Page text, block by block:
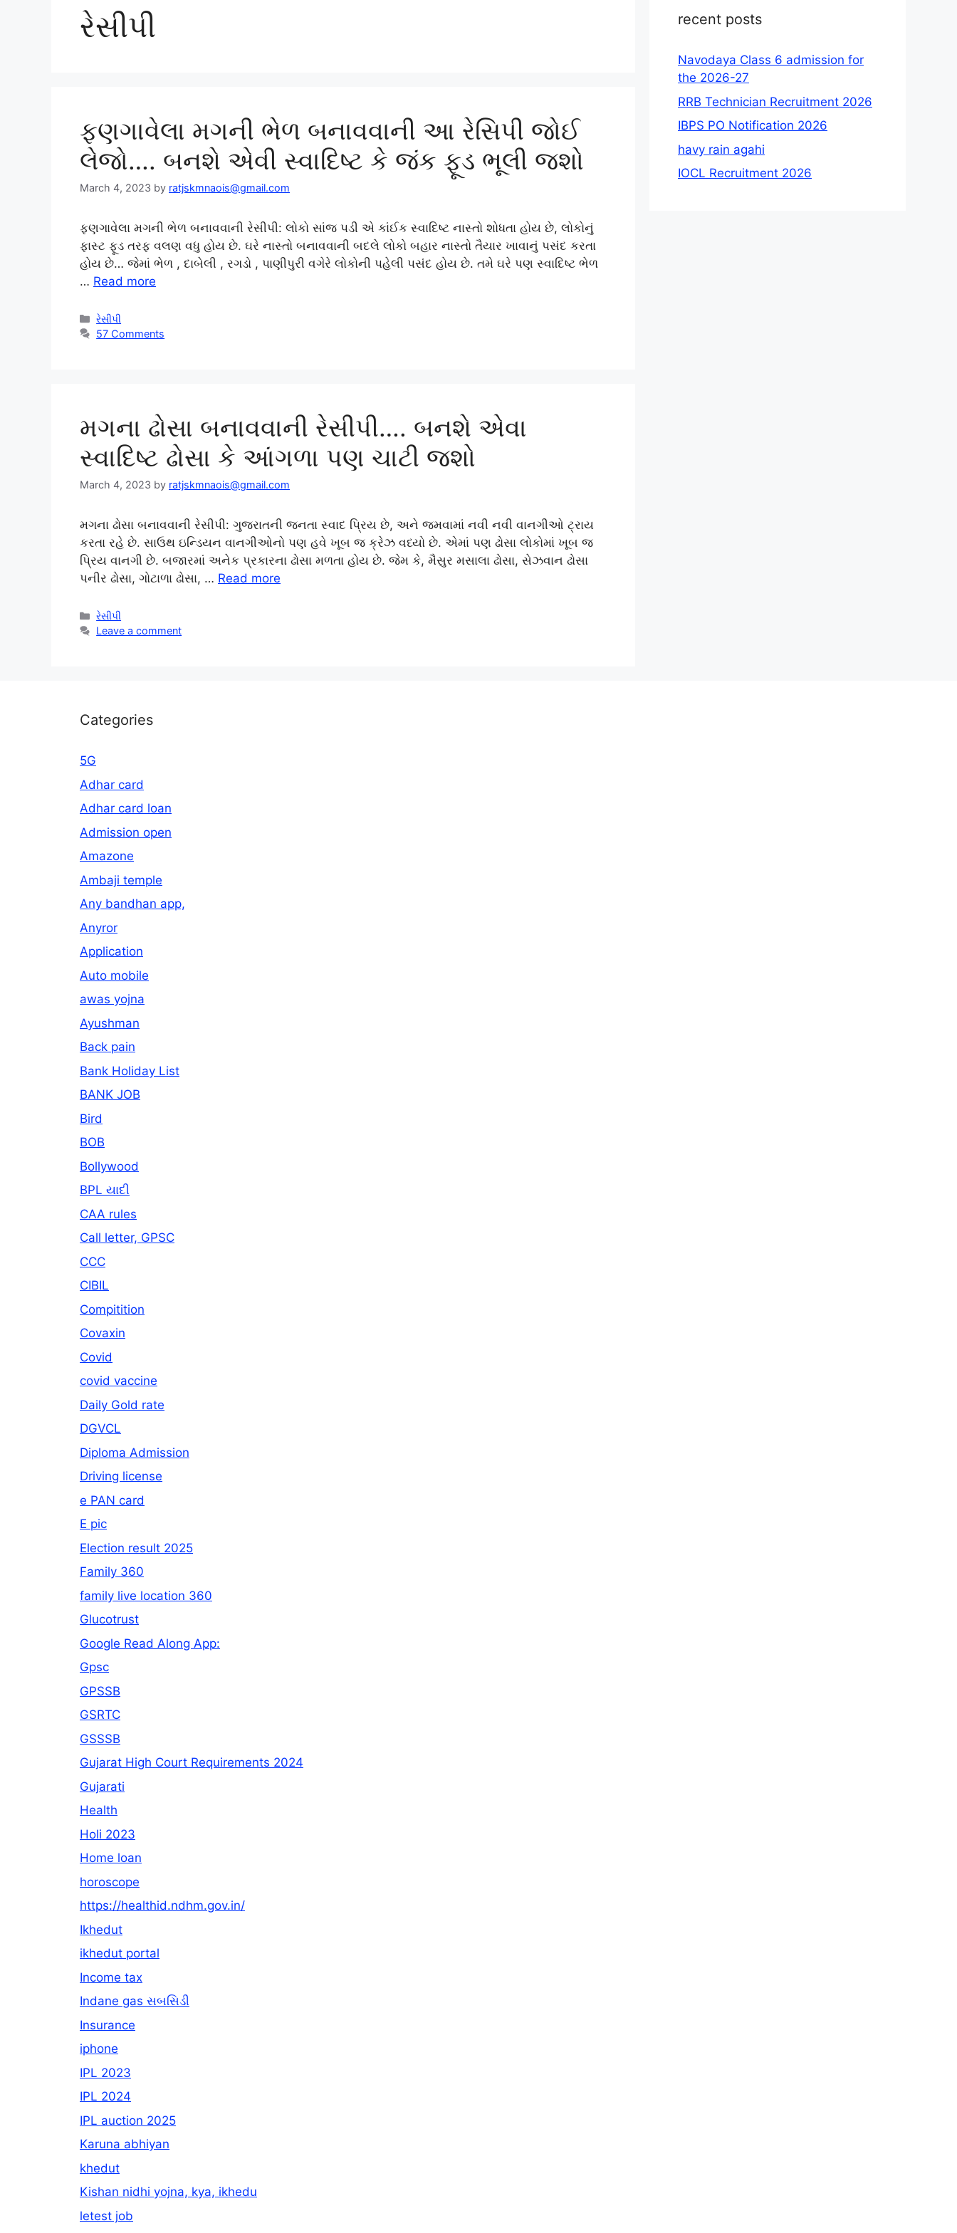
રેસીપી
ફણગાવેલા મગની ભેળ બનાવવાની આ રેસિપી જોઈ
લેજો…. બનશે એવી સ્વાદિષ્ટ કે જંક ફૂડ ભૂલી જશો
March 4, 2023 by ratjskmnaois@gmail.com
ફણગાવેલા મગની ભેળ બનાવવાની રેસીપી: લોકો સાંજ પડી એ કાંઈક સ્વાદિષ્ટ નાસ્તો શોધતા હોય છે, લોકોનું
ફાસ્ટ ફૂડ તરફ વલણ વધુ હોય છે. ઘરે નાસ્તો બનાવવાની બદલે લોકો બહાર નાસ્તો તૈયાર ખાવાનું પસંદ કરતા
હોય છે… જેમાં ભેળ , દાબેલી , રગડો , પાણીપુરી વગેરે લોકોની પહેલી પસંદ હોય છે. તમે ઘરે પણ સ્વાદિષ્ટ ભેળ
… Read more
Categories
રેસીપી
57 Comments
મગના ઢોસા બનાવવાની રેસીપી…. બનશે એવા
સ્વાદિષ્ટ ઢોસા કે આંગળા પણ ચાટી જશો
March 4, 2023 by ratjskmnaois@gmail.com
મગના ઢોસા બનાવવાની રેસીપી: ગુજરાતની જનતા સ્વાદ પ્રિય છે, અને જમવામાં નવી નવી વાનગીઓ ટ્રાય
કરતા રહે છે. સાઉથ ઇન્ડિયન વાનગીઓનો પણ હવે ખૂબ જ ક્રેઝ વધ્યો છે. એમાં પણ ઢોસા લોકોમાં ખૂબ જ
પ્રિય વાનગી છે. બજારમાં અનેક પ્રકારના ઢોસા મળતા હોય છે. જેમ કે, મૈસુર મસાલા ઢોસા, સેઝવાન ઢોસા
પનીર ઢોસા, ગોટાળા ઢોસા, … Read more
Categories
રેસીપી
Leave a comment
recent posts
Navodaya Class 6 admission for
the 2026-27
RRB Technician Recruitment 2026
IBPS PO Notification 2026
havy rain agahi
IOCL Recruitment 2026
Categories
5G
Adhar card
Adhar card loan
Admission open
Amazone
Ambaji temple
Any bandhan app,
Anyror
Application
Auto mobile
awas yojna
Ayushman
Back pain
Bank Holiday List
BANK JOB
Bird
BOB
Bollywood
BPL યાદી
CAA rules
Call letter, GPSC
CCC
CIBIL
Compitition
Covaxin
Covid
covid vaccine
Daily Gold rate
DGVCL
Diploma Admission
Driving license
e PAN card
E pic
Election result 2025
Family 360
family live location 360
Glucotrust
Google Read Along App:
Gpsc
GPSSB
GSRTC
GSSSB
Gujarat High Court Requirements 2024
Gujarati
Health
Holi 2023
Home loan
horoscope
https://healthid.ndhm.gov.in/
Ikhedut
ikhedut portal
Income tax
Indane gas સબસિડી
Insurance
iphone
IPL 2023
IPL 2024
IPL auction 2025
Karuna abhiyan
khedut
Kishan nidhi yojna, kya, ikhedu
letest job